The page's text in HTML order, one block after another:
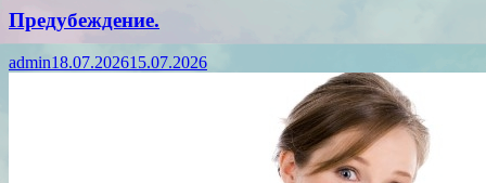
Предубеждение.
admin18.07.202615.07.2026